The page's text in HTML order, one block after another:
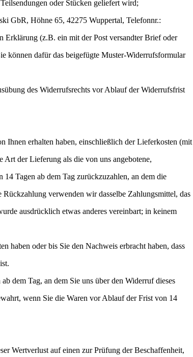
oder Stücken geliefert wird;
GbR, Höhne 65, 42275 Wuppertal, Telefonnr.:
Erklärung (z.B. ein mit der Post versandter Brief oder
können dafür das beigefügte Muster-Widerrufsformular
des Widerrufsrechts vor Ablauf der Widerrufsfrist
Ihnen erhalten haben, einschließlich der Lieferkosten (mit
Art der Lieferung als die von uns angebotene,
Tagen ab dem Tag zurückzuzahlen, an dem die
verwenden wir dasselbe Zahlungsmittel, das
ausdrücklich etwas anderes vereinbart; in keinem
haben oder bis Sie den Nachweis erbracht haben, dass
dem Tag, an dem Sie uns über den Widerruf dieses
wenn Sie die Waren vor Ablauf der Frist von 14
Wertverlust auf einen zur Prüfung der Beschaffenheit,